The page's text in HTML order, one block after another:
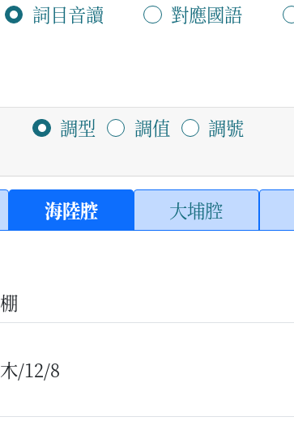
詞目音讀 對應國語
調型 調值 調號
海陸腔 大埔腔
棚
木/12/8